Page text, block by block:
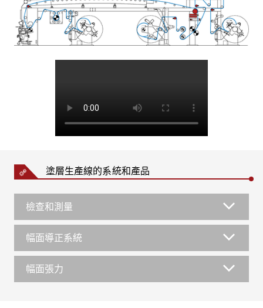
塗層生產線的系統和產品
檢查和測量
幅面導正系統
幅面張力